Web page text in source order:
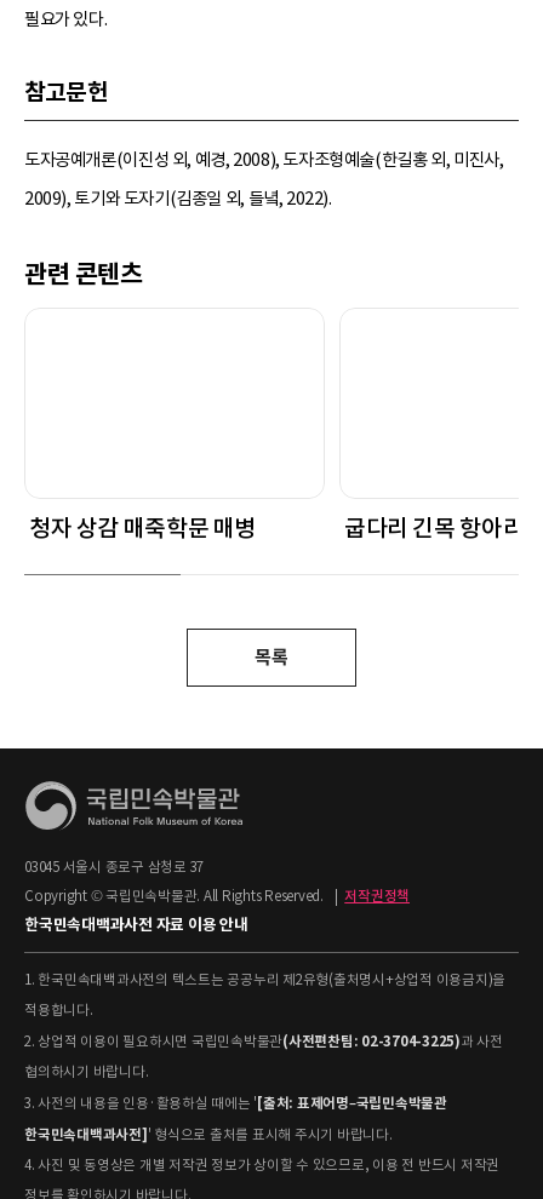
필요가 있다.
참고문헌
도자공예개론(이진성 외, 예경, 2008), 도자조형예술(한길홍 외, 미진사,
2009), 토기와 도자기(김종일 외, 들녘, 2022).
관련 콘텐츠
청자 상감 매죽학문 매병 굽다리 긴목 항아리
목록
03045 서울시 종로구 삼청로 37
Copyright © 국립민속박물관. All Rights Reserved.
저작권정책
한국민속대백과사전 자료 이용 안내
1. 한국민속대백과사전의 텍스트는 공공누리 제2유형(출처명시+상업적 이용금지)을
적용합니다.
2. 상업적 이용이 필요하시면 국립민속박물관(사전편찬팀: 02-3704-3225)과 사전
협의하시기 바랍니다.
3. 사전의 내용을 인용·활용하실 때에는 ' [출처: 표제어명–국립민속박물관
한국민속대백과사전] ' 형식으로 출처를 표시해 주시기 바랍니다.
4. 사진 및 동영상은 개별 저작권 정보가 상이할 수 있으므로, 이용 전 반드시 저작권
정보를 확인하시기 바랍니다.